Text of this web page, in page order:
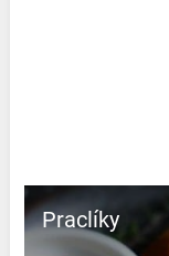
Praclíky